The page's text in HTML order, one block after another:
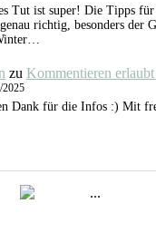
Tut ist super! Die Tipps
richtig, besonders der
zu Kommentieren
2025
Dank für die Infos :) Mit